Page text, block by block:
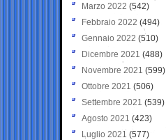
Marzo 2022 (542)
Febbraio 2022 (494)
Gennaio 2022 (510)
Dicembre 2021 (488)
Novembre 2021 (599)
Ottobre 2021 (506)
Settembre 2021 (539)
Agosto 2021 (423)
Luglio 2021 (577)